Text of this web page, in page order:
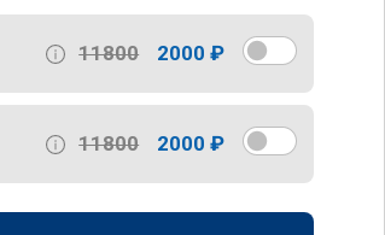
11800 2000 ₽
11800 2000 ₽